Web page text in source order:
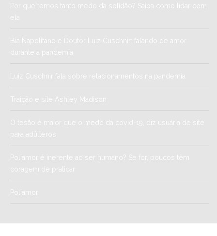
Por que temos tanto medo da solidão? Saiba como lidar com
ela
Bia Napolitano e Doutor Luiz Cuschnir: falando de amor
durante a pandemia
Luiz Cuschnir fala sobre relacionamentos na pandemia
Traição e site Ashley Madison
O tesão é maior que o medo da covid-19, diz usuária de site
para adúlteros
Poliamor é inerente ao ser humano? Se for, poucos têm
coragem de praticar
Poliamor